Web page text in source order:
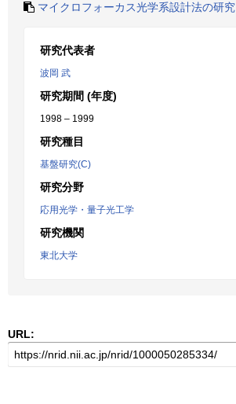
マイクロフォーカス光学系設計法の研究
研究代表者
波岡 武
研究期間 (年度)
1998 – 1999
研究種目
基盤研究(C)
研究分野
応用光学・量子光工学
研究機関
東北大学
URL: